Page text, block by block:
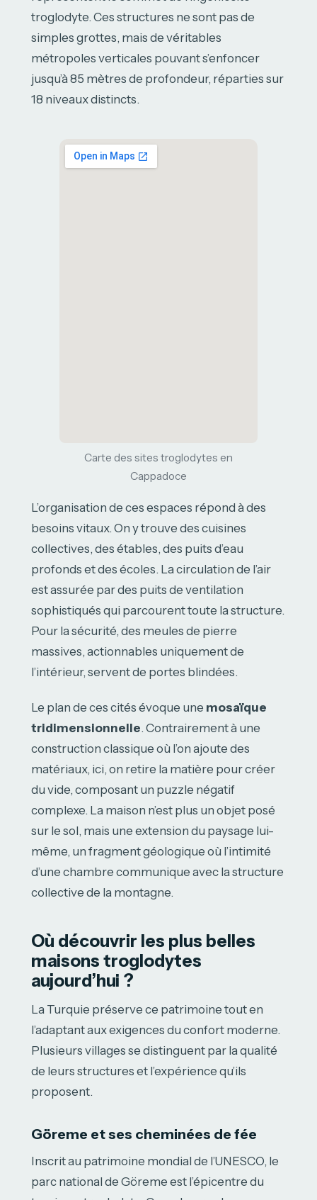
troglodyte. Ces structures ne sont pas de
simples grottes, mais de véritables
métropoles verticales pouvant s’enfoncer
jusqu’à 85 mètres de profondeur, réparties sur
18 niveaux distincts.
Carte des sites troglodytes en
Cappadoce
L’organisation de ces espaces répond à des
besoins vitaux. On y trouve des cuisines
collectives, des étables, des puits d’eau
profonds et des écoles. La circulation de l’air
est assurée par des puits de ventilation
sophistiqués qui parcourent toute la structure.
Pour la sécurité, des meules de pierre
massives, actionnables uniquement de
l’intérieur, servent de portes blindées.
Le plan de ces cités évoque une mosaïque
tridimensionnelle. Contrairement à une
construction classique où l’on ajoute des
matériaux, ici, on retire la matière pour créer
du vide, composant un puzzle négatif
complexe. La maison n’est plus un objet posé
sur le sol, mais une extension du paysage lui-
même, un fragment géologique où l’intimité
d’une chambre communique avec la structure
collective de la montagne.
Où découvrir les plus belles
maisons troglodytes
aujourd’hui ?
La Turquie préserve ce patrimoine tout en
l’adaptant aux exigences du confort moderne.
Plusieurs villages se distinguent par la qualité
de leurs structures et l’expérience qu’ils
proposent.
Göreme et ses cheminées de fée
Inscrit au patrimoine mondial de l’UNESCO, le
parc national de Göreme est l’épicentre du